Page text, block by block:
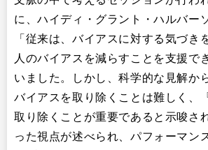
に、ハイディ・グラント・ハルバー
「従来は、バイアスに対する気づき
人のバイアスを減らすことを支援で
いました。しかし、科学的な見解か
バイアスを取り除くことは難しく、
取り除くことが重要であると示唆さ
った視点が述べられ、パフォーマン